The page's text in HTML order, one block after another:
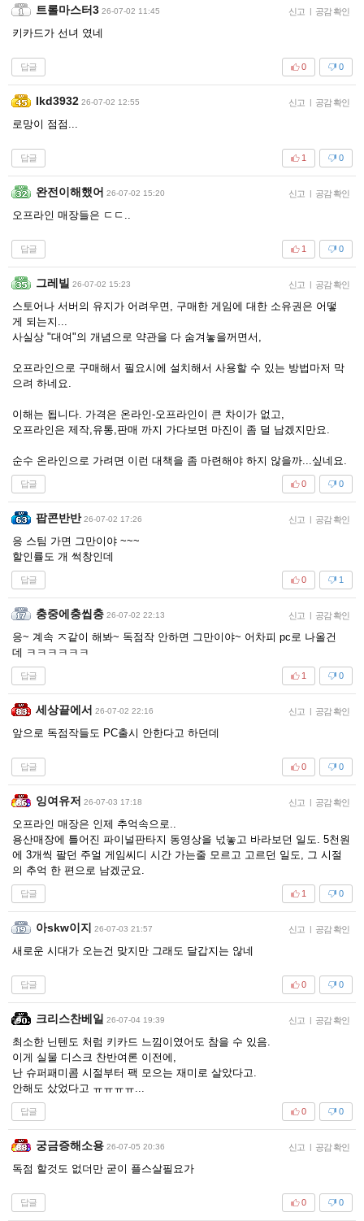
트롤마스터3 26-07-02 11:45 신고 | 공감 확인
키카드가 선녀 였네
답글 0
0
Ikd3932 26-07-02 12:55 신고 | 공감 확인
로망이 점점...
답글 0
1
완전이해했어 26-07-02 15:20 신고 | 공감 확인
오프라인 매장들은 ㄷㄷ..
답글 0
1
그레빌 26-07-02 15:23 신고 | 공감 확인
스토어나 서버의 유지가 어려우면, 구매한 게임에 대한 소유권은 어떻
게 되는지...
사실상 "대여"의 개념으로 약관을 다 숨겨놓을꺼면서,
오프라인으로 구매해서 필요시에 설치해서 사용할 수 있는 방법마저 막
으려 하네요.
이해는 됩니다. 가격은 온라인-오프라인이 큰 차이가 없고,
오프라인은 제작,유통,판매 까지 가다보면 마진이 좀 덜 남겠지만요.
순수 온라인으로 가려면 이런 대책을 좀 마련해야 하지 않을까...싶네요.
답글 0
0
팝콘반반 26-07-02 17:26 신고 | 공감 확인
응 스팀 가면 그만이야 ~~~
할인률도 개 썩창인데
답글 1
0
충중에충씹충 26-07-02 22:13 신고 | 공감 확인
응~ 계속 ㅈ같이 해봐~ 독점작 안하면 그만이야~ 어차피 pc로 나올건
데 ㅋㅋㅋㅋㅋㅋ
답글 0
1
세상끝에서 26-07-02 22:16 신고 | 공감 확인
앞으로 독점작들도 PC출시 안한다고 하던데
답글 0
0
잉여유저 26-07-03 17:18 신고 | 공감 확인
오프라인 매장은 인제 추억속으로..
용산매장에 틀어진 파이널판타지 동영상을 넋놓고 바라보던 일도. 5천원
에 3개씩 팔던 주얼 게임씨디 시간 가는줄 모르고 고르던 일도, 그 시절
의 추억 한 편으로 남겠군요.
답글 0
1
아skw이지 26-07-03 21:57 신고 | 공감 확인
새로운 시대가 오는건 맞지만 그래도 달갑지는 않네
답글 0
0
크리스찬베일 26-07-04 19:39 신고 | 공감 확인
최소한 닌텐도 처럼 키카드 느낌이였어도 참을 수 있음.
이게 실물 디스크 찬반여론 이전에,
난 슈퍼패미콤 시절부터 팩 모으는 재미로 살았다고.
안해도 샀었다고 ㅠㅠㅠㅠ...
답글 0
0
궁금증해소용 26-07-05 20:36 신고 | 공감 확인
독점 할것도 없더만 굳이 플스살필요가
답글 0
0